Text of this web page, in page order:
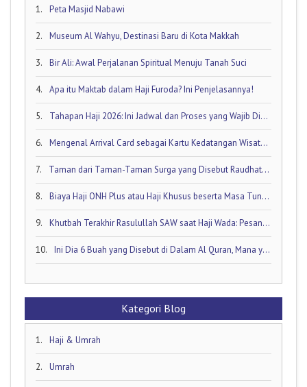
1. Peta Masjid Nabawi
2. Museum Al Wahyu, Destinasi Baru di Kota Makkah
3. Bir Ali: Awal Perjalanan Spiritual Menuju Tanah Suci
4. Apa itu Maktab dalam Haji Furoda? Ini Penjelasannya!
5. Tahapan Haji 2026: Ini Jadwal dan Proses yang Wajib Diketahui oleh Calon Jamaah Haji
6. Mengenal Arrival Card sebagai Kartu Kedatangan Wisatawan!
7. Taman dari Taman-Taman Surga yang Disebut Raudhatul Jannah
8. Biaya Haji ONH Plus atau Haji Khusus beserta Masa Tunggunya: Ini Rinciannya!
9. Khutbah Terakhir Rasulullah SAW saat Haji Wada: Pesan Abadi untuk Umat Islam
10. Ini Dia 6 Buah yang Disebut di Dalam Al Quran, Mana yang Favorit Anda?
Kategori Blog
1. Haji & Umrah
2. Umrah